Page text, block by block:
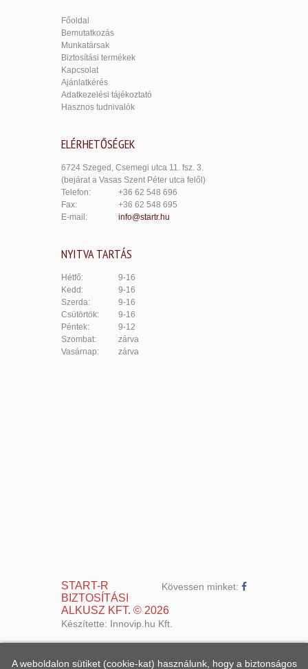
Főoldal
Bemutatkozás
Munkatársak
Biztosítási termékek
Kapcsolat
Ajánlatkérés
Adatkezelési tájékoztató
Hasznos tudnivalók
ELÉRHETŐSÉGEK
6724 Szeged, Csemegi utca 11. fsz. 3.
(bejárat a Vasas Szent Péter utca felől)
Telefon:
+36 62 548 696
Fax:
+36 62 548 695
E-mail:
info@startr.hu
NYITVA TARTÁS
Hétfő:
9-16
Kedd:
9-16
Szerda:
9-16
Csütörtök:
9-16
Péntek:
9-12
Szombat:
zárva
Vasárnap:
zárva
Kövessen minket:
START-R
BIZTOSÍTÁSI
ALKUSZ KFT. © 2026
Készítette: Innovip.hu Kft.
A weboldalon sütiket (cookie-kat) használunk, hogy a biztonságos